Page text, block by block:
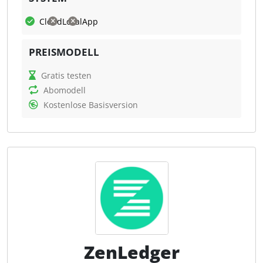
im CSV-Format und bereitet die Daten für
steuerliche Auswertungen auf. Nutzer erhalten eine
Übersicht über steuerfreie und steuerpflichtige
relevante Nachweise für die eigene Dokumentation
oder die Weitergabe an den Steuerberater. Der
erzeugte Steuerreport kann als PDF exportiert
werden und dient als strukturierte Grundlage für die
Steuererklärung, insbesondere für Angaben im
Zusammenhang mit privaten
Veräußerungsgeschäften. Satsly konzentriert sich
bewusst auf Bitcoin und soll perspektivisch auch
Lightning-Transaktionen abbilden.
CloudLokalApp
PREISMODELL
Gratis testen
Abomodell
Kostenlose Basisversion
ZenLedger